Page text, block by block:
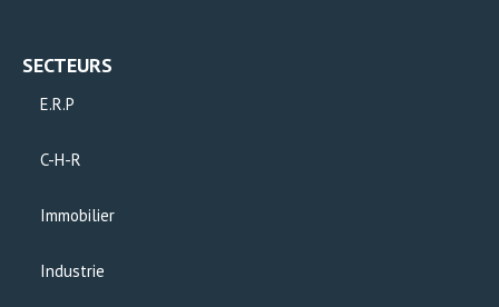
SECTEURS
E.R.P
C-H-R
Immobilier
Industrie